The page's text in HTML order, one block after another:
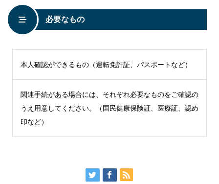
必要なもの
本人確認ができるもの（運転免許証、パスポートなど）
関連手続がある場合には、それぞれ必要なものをご確認の
うえ用意してください。（国民健康保険証、医療証、認め
印など）